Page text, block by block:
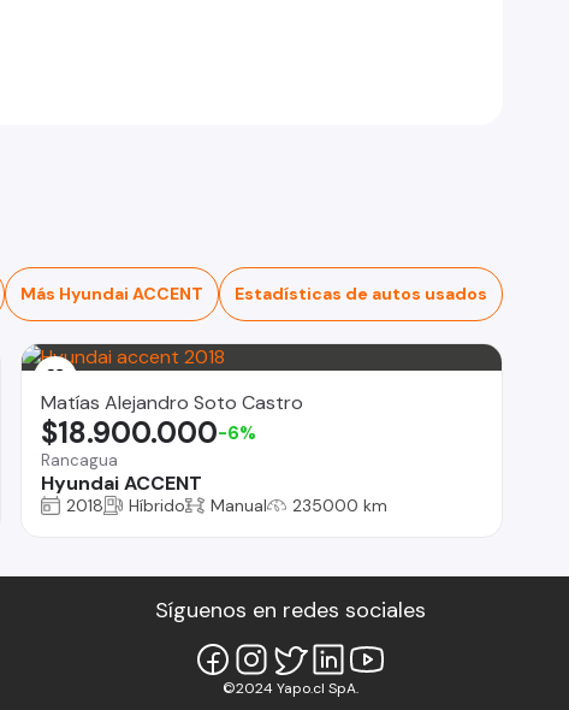
Más Hyundai ACCENT Estadísticas de autos usados
Matías Alejandro Soto Castro
Rancagua
Hyundai ACCENT
$18.900.000-6%
2018 Híbrido Manual 235000 km
Síguenos en redes sociales
©2024 Yapo.cl SpA.